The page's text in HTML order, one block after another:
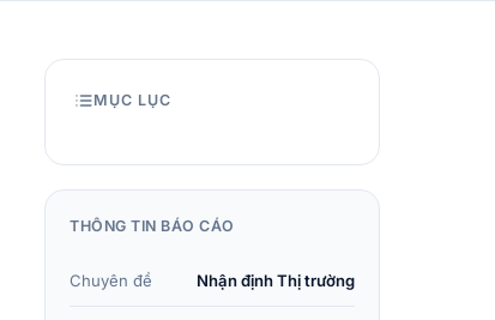
MỤC LỤC
THÔNG TIN BÁO CÁO
Chuyên đề Nhận định Thị trường